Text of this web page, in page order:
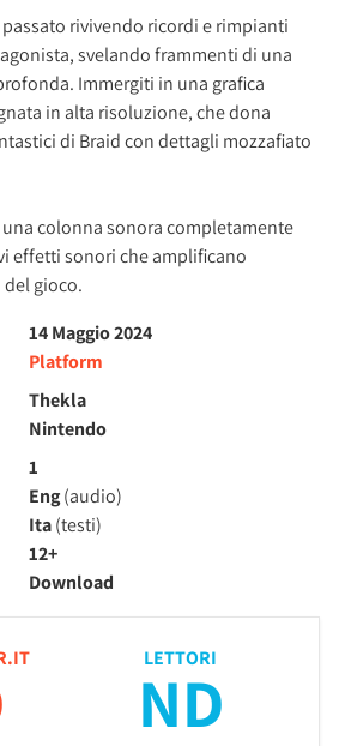
rivivendo ricordi e rimpianti
svelando frammenti di una
Immergiti in una grafica
in alta risoluzione, che dona
di Braid con dettagli mozzafiato
colonna sonora completamente
effetti sonori che amplificano
gioco.
14 Maggio 2024
Platform
Thekla
Nintendo
1
Eng(audio)
Ita(testi)
12+
Download
LETTORI
ND